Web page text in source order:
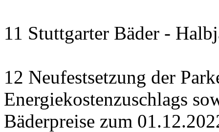
11 Stuttgarter Bäder -
12 Neufestsetzung der
Energiekostenzuschlags
Bäderpreise zum